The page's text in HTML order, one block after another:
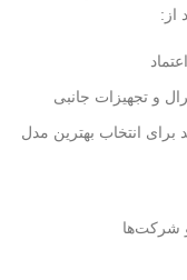
از:
انتخاب بهترین مدل
شرکت‌ها